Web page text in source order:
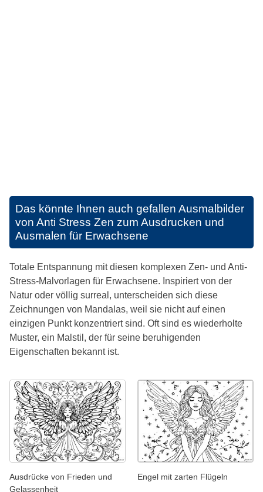
Das könnte Ihnen auch gefallen Ausmalbilder
von Anti Stress Zen zum Ausdrucken und
Ausmalen für Erwachsene
Totale Entspannung mit diesen komplexen Zen- und Anti-
Stress-Malvorlagen für Erwachsene. Inspiriert von der
Natur oder völlig surreal, unterscheiden sich diese
Zeichnungen von Mandalas, weil sie nicht auf einen
einzigen Punkt konzentriert sind. Oft sind es wiederholte
Muster, ein Malstil, der für seine beruhigenden
Eigenschaften bekannt ist.
Ausdrücke von Frieden und
Gelassenheit
Engel mit zarten Flügeln